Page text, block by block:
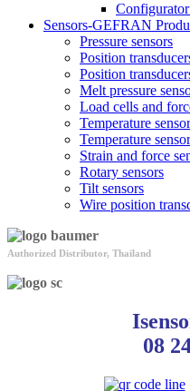
Sensors-GEFRAN
Pressure sensors
Position
Position
Melt pressure
Load cells and
Temperature
Temperature
Strain and force
Rotary sensors
Tilt sensors
Wire position
Authorized Distributor, Thailand
08